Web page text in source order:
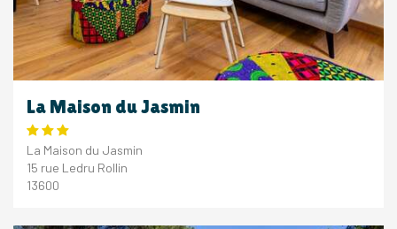
La Maison du Jasmin
La Maison du Jasmin
15 rue Ledru Rollin
13600